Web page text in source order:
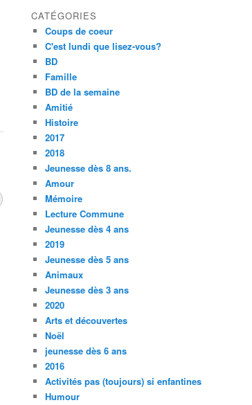
CATÉGORIES
Coups de coeur
C'est lundi que lisez-vous?
BD
Famille
BD de la semaine
Amitié
Histoire
2017
2018
Jeunesse dès 8 ans.
Amour
Mémoire
Lecture Commune
Jeunesse dès 4 ans
2019
Jeunesse dès 5 ans
Animaux
Jeunesse dès 3 ans
2020
Arts et découvertes
Noël
jeunesse dès 6 ans
2016
Activités pas (toujours) si enfantines
Humour